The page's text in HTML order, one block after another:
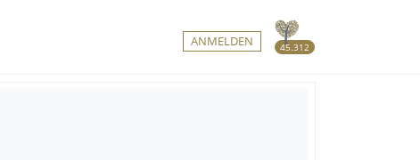
45.312
ANMELDEN